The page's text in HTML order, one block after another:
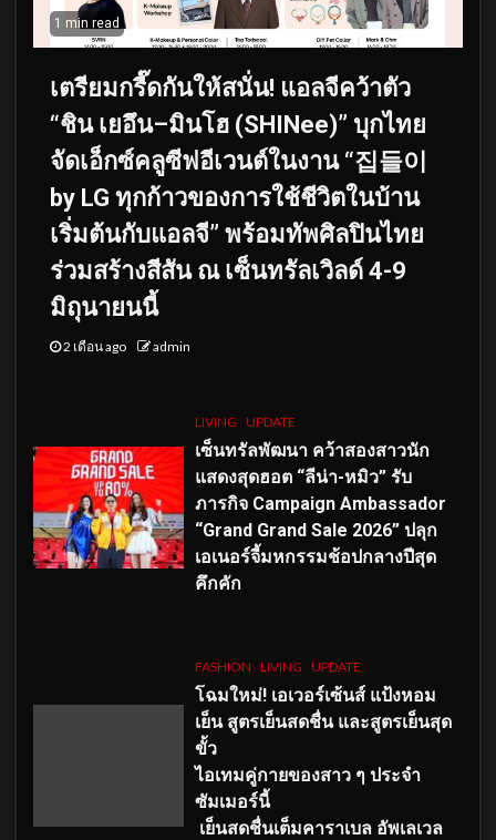
1 min read
เตรียมกรี๊ดกันให้สนั่น! แอลจีคว้าตัว
“ชิน เยอึน–มินโฮ (SHINee)” บุกไทย
จัดเอ็กซ์คลูซีฟอีเวนต์ในงาน “집들이
by LG ทุกก้าวของการใช้ชีวิตในบ้าน
เริ่มต้นกับแอลจี” พร้อมทัพศิลปินไทย
ร่วมสร้างสีสัน ณ เซ็นทรัลเวิลด์ 4-9
มิถุนายนนี้
2 เดือน ago admin
LIVING UPDATE
เซ็นทรัลพัฒนา คว้าสองสาวนัก
แสดงสุดฮอต “ลีน่า-หมิว” รับ
ภารกิจ Campaign Ambassador
“Grand Grand Sale 2026” ปลุก
เอเนอร์จี้มหกรรมช้อปกลางปีสุด
คึกคัก
FASHION LIVING UPDATE
โฉมใหม่! เอเวอร์เซ้นส์ แป้งหอม
เย็น สูตรเย็นสดชื่น และสูตรเย็นสุด
ขั้ว
ไอเทมคู่กายของสาว ๆ ประจำ
ซัมเมอร์นี้
เย็นสดชื่นเต็มคาราเบล อัพเลเวล